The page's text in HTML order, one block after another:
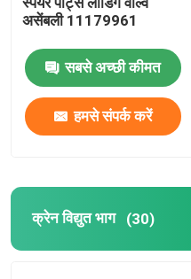
क्रेन तार रस्सी
असेंबली 11179961
सबसे अच्छी कीमत
हमसे संपर्क करें
क्रेन विद्युत भाग (30)